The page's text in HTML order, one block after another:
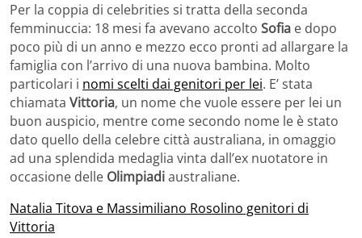
Per la coppia di celebrities si tratta della seconda
femminuccia: 18 mesi fa avevano accolto Sofia e dopo
poco più di un anno e mezzo ecco pronti ad allargare la
famiglia con l’arrivo di una nuova bambina. Molto
particolari i nomi scelti dai genitori per lei. E’ stata
chiamata Vittoria, un nome che vuole essere per lei un
buon auspicio, mentre come secondo nome le è stato
dato quello della celebre città australiana, in omaggio
ad una splendida medaglia vinta dall’ex nuotatore in
occasione delle Olimpiadiaustraliane.
Natalia Titova e Massimiliano Rosolino genitori di
Vittoria